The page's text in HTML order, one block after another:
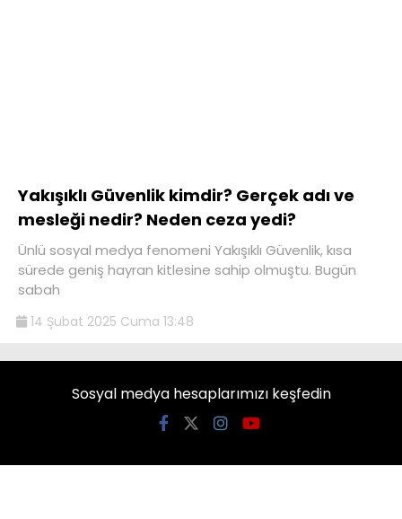
Yakışıklı Güvenlik kimdir? Gerçek adı ve
mesleği nedir? Neden ceza yedi?
Ünlü sosyal medya fenomeni Yakışıklı Güvenlik, kısa
sürede geniş hayran kitlesine sahip olmuştu. Bugün
sabah
14 Şubat 2025 Cuma 13:48
Sosyal medya hesaplarımızı keşfedin